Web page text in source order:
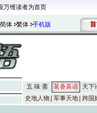
万维读者为首页
简体 繁体 手机版 首
五 味 斋 茗香茶语
天下
史地人物
军事天地 跨国